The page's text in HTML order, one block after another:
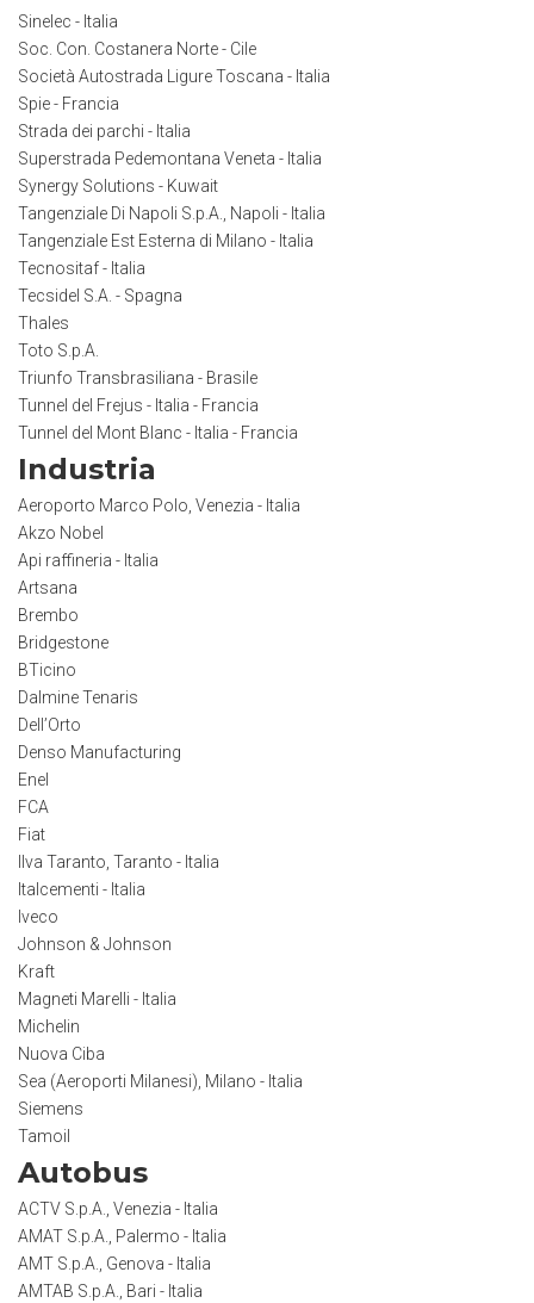
Sinelec - Italia
Soc. Con. Costanera Norte - Cile
Società Autostrada Ligure Toscana - Italia
Spie - Francia
Strada dei parchi - Italia
Superstrada Pedemontana Veneta - Italia
Synergy Solutions - Kuwait
Tangenziale Di Napoli S.p.A., Napoli - Italia
Tangenziale Est Esterna di Milano - Italia
Tecnositaf - Italia
Tecsidel S.A. - Spagna
Thales
Toto S.p.A.
Triunfo Transbrasiliana - Brasile
Tunnel del Frejus - Italia - Francia
Tunnel del Mont Blanc - Italia - Francia
Industria
Aeroporto Marco Polo, Venezia - Italia
Akzo Nobel
Api raffineria - Italia
Artsana
Brembo
Bridgestone
BTicino
Dalmine Tenaris
Dell’Orto
Denso Manufacturing
Enel
FCA
Fiat
Ilva Taranto, Taranto - Italia
Italcementi - Italia
Iveco
Johnson & Johnson
Kraft
Magneti Marelli - Italia
Michelin
Nuova Ciba
Sea (Aeroporti Milanesi), Milano - Italia
Siemens
Tamoil
Autobus
ACTV S.p.A., Venezia - Italia
AMAT S.p.A., Palermo - Italia
AMT S.p.A., Genova - Italia
AMTAB S.p.A., Bari - Italia